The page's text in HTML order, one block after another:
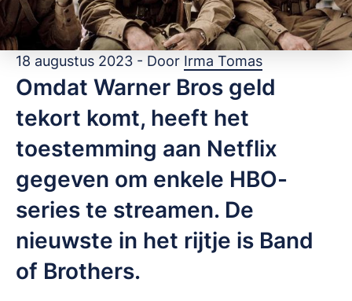
18 augustus 2023 - Door Irma Tomas
Omdat Warner Bros geld
tekort komt, heeft het
toestemming aan Netflix
gegeven om enkele HBO-
series te streamen. De
nieuwste in het rijtje is Band
of Brothers.